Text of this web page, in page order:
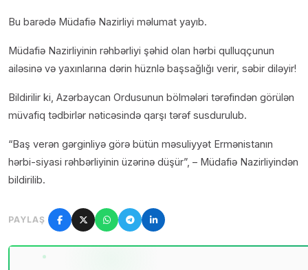
Bu barədə Müdafiə Nazirliyi məlumat yayıb.
Müdafiə Nazirliyinin rəhbərliyi şəhid olan hərbi qulluqçunun
ailəsinə və yaxınlarına dərin hüznlə başsağlığı verir, səbir diləyir!
Bildirilir ki, Azərbaycan Ordusunun bölmələri tərəfindən görülən
müvafiq tədbirlər nəticəsində qarşı tərəf susdurulub.
“Baş verən gərginliyə görə bütün məsuliyyət Ermənistanın
hərbi-siyasi rəhbərliyinin üzərinə düşür”, – Müdafiə Nazirliyindən
bildirilib.
PAYLAŞ